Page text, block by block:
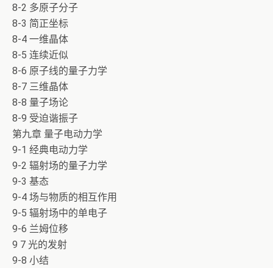
8-2 多原子分子
8-3 简正坐标
8-4 一维晶体
8-5 连续近似
8-6 原子线的量子力学
8-7 三维晶体
8-8 量子场论
8-9 受迫谐振子
第九章 量子电动力学
9-1 经典电动力学
9-2 辐射场的量子力学
9-3 基态
9-4 场与物质的相互作用
9-5 辐射场中的单电子
9-6 兰姆位移
9 7 光的发射
9-8 小结